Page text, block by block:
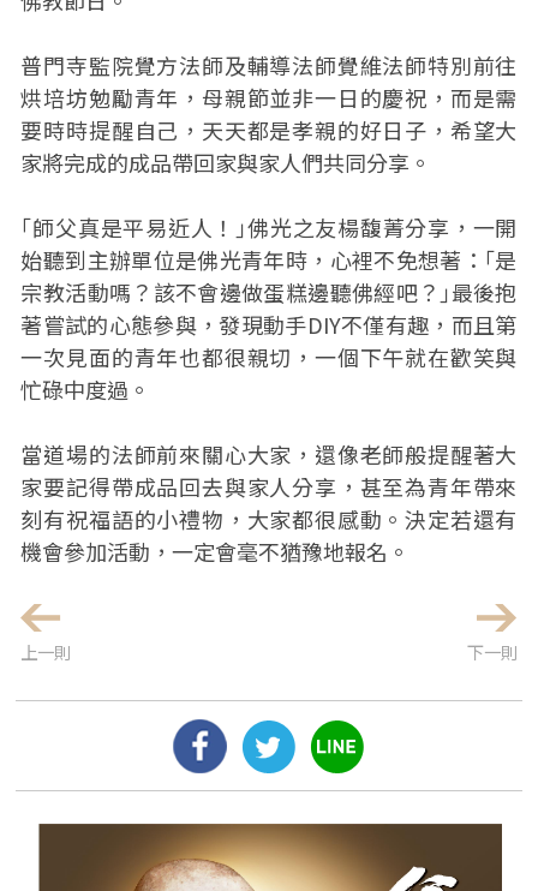
普門寺監院覺方法師及輔導法師覺維法師特別前往
烘培坊勉勵青年，母親節並非一日的慶祝，而是需
要時時提醒自己，天天都是孝親的好日子，希望大
家將完成的成品帶回家與家人們共同分享。
｢師父真是平易近人！｣佛光之友楊馥菁分享，一開
始聽到主辦單位是佛光青年時，心裡不免想著：｢是
宗教活動嗎？該不會邊做蛋糕邊聽佛經吧？｣最後抱
著嘗試的心態參與，發現動手DIY不僅有趣，而且第
一次見面的青年也都很親切，一個下午就在歡笑與
忙碌中度過。
當道場的法師前來關心大家，還像老師般提醒著大
家要記得帶成品回去與家人分享，甚至為青年帶來
刻有祝福語的小禮物，大家都很感動。決定若還有
機會參加活動，一定會毫不猶豫地報名。
上一則 下一則